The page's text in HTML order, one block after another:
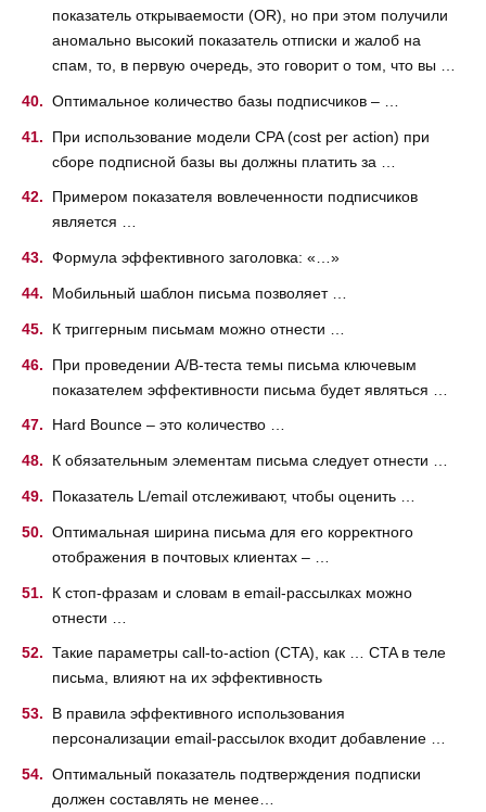
показатель открываемости (OR), но при этом получили
аномально высокий показатель отписки и жалоб на
спам, то, в первую очередь, это говорит о том, что вы …
Оптимальное количество базы подписчиков – …
При использование модели CPA (cost per action) при
сборе подписной базы вы должны платить за …
Примером показателя вовлеченности подписчиков
является …
Формула эффективного заголовка: «…»
Мобильный шаблон письма позволяет …
К триггерным письмам можно отнести …
При проведении A/B-теста темы письма ключевым
показателем эффективности письма будет являться …
Hard Bounce – это количество …
К обязательным элементам письма следует отнести …
Показатель L/email отслеживают, чтобы оценить …
Оптимальная ширина письма для его корректного
отображения в почтовых клиентах – …
К стоп-фразам и словам в email-рассылках можно
отнести …
Такие параметры call-to-action (CTA), как … CTA в теле
письма, влияют на их эффективность
В правила эффективного использования
персонализации email-рассылок входит добавление …
Оптимальный показатель подтверждения подписки
должен составлять не менее…